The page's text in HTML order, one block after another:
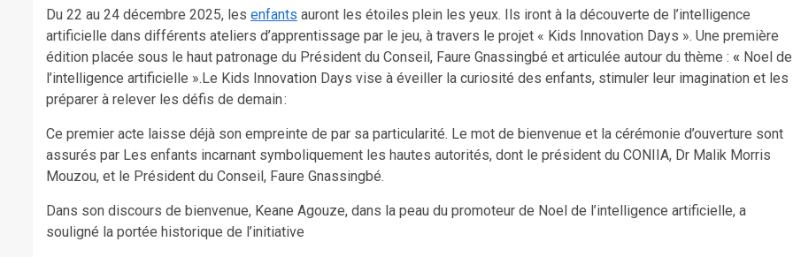
Du 22 au 24 décembre 2025, les enfants auront les étoiles plein les yeux. Ils iront à la découverte de l’intelligence
artificielle dans différents ateliers d’apprentissage par le jeu, à travers le projet « Kids Innovation Days ». Une première
édition placée sous le haut patronage du Président du Conseil, Faure Gnassingbé et articulée autour du thème : « Noel de
l’intelligence artificielle ».Le Kids Innovation Days vise à éveiller la curiosité des enfants, stimuler leur imagination et les
préparer à relever les défis de demain :
Ce premier acte laisse déjà son empreinte de par sa particularité. Le mot de bienvenue et la cérémonie d’ouverture sont
assurés par Les enfants incarnant symboliquement les hautes autorités, dont le président du CONIIA, Dr Malik Morris
Mouzou, et le Président du Conseil, Faure Gnassingbé.
Dans son discours de bienvenue, Keane Agouze, dans la peau du promoteur de Noel de l’intelligence artificielle, a
souligné la portée historique de l’initiative